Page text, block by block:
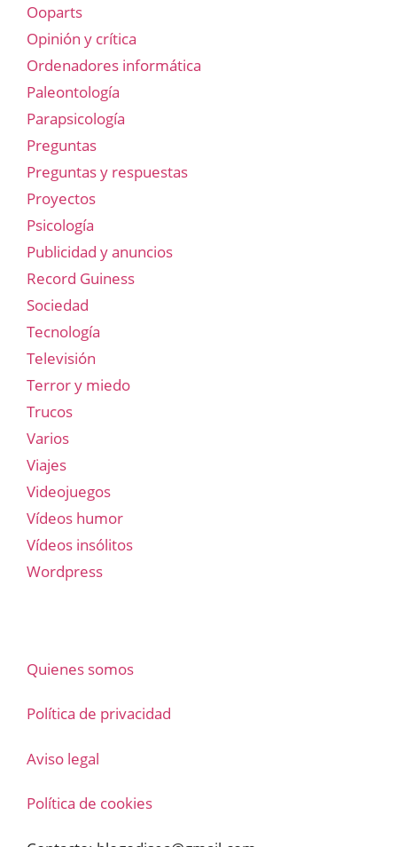
Ooparts
Opinión y crítica
Ordenadores informática
Paleontología
Parapsicología
Preguntas
Preguntas y respuestas
Proyectos
Psicología
Publicidad y anuncios
Record Guiness
Sociedad
Tecnología
Televisión
Terror y miedo
Trucos
Varios
Viajes
Videojuegos
Vídeos humor
Vídeos insólitos
Wordpress
Quienes somos
Política de privacidad
Aviso legal
Política de cookies